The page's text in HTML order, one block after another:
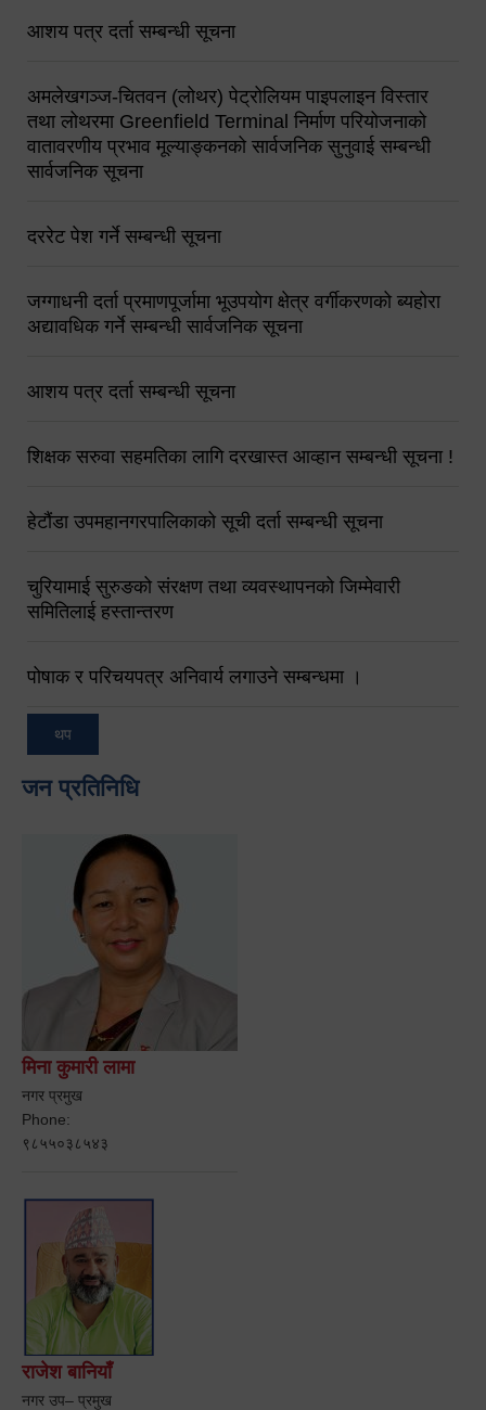
आशय पत्र दर्ता सम्बन्धी सूचना
अमलेखगञ्ज-चितवन (लोथर) पेट्रोलियम पाइपलाइन विस्तार
तथा लोथरमा Greenfield Terminal निर्माण परियोजनाको
वातावरणीय प्रभाव मूल्याङ्कनको सार्वजनिक सुनुवाई सम्बन्धी
सार्वजनिक सूचना
दररेट पेश गर्ने सम्बन्धी सूचना
जग्गाधनी दर्ता प्रमाणपूर्जामा भूउपयोग क्षेत्र वर्गीकरणको ब्यहोरा
अद्यावधिक गर्ने सम्बन्धी सार्वजनिक सूचना
आशय पत्र दर्ता सम्बन्धी सूचना
शिक्षक सरुवा सहमतिका लागि दरखास्त आव्हान सम्बन्धी सूचना !
हेटौंडा उपमहानगरपालिकाको सूची दर्ता सम्बन्धी सूचना
चुरियामाई सुरुङको संरक्षण तथा व्यवस्थापनको जिम्मेवारी
समितिलाई हस्तान्तरण
पोषाक र परिचयपत्र अनिवार्य लगाउने सम्बन्धमा ।
थप
जन प्रतिनिधि
मिना कुमारी लामा
नगर प्रमुख
Phone:
९८५५०३८५४३
राजेश बानियाँ
नगर उप– प्रमुख